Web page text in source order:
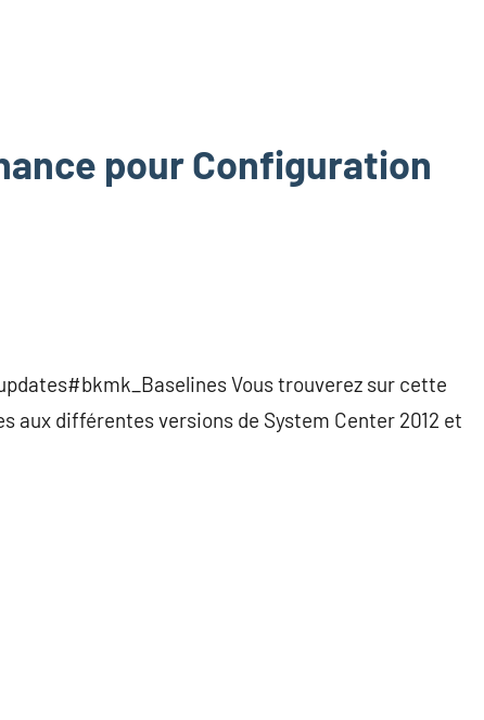
pour Configuration
Vous trouverez sur cette
différentes versions de System Center 2012 et